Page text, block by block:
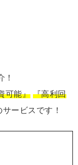
！
可能』 『高利回
ービスです！